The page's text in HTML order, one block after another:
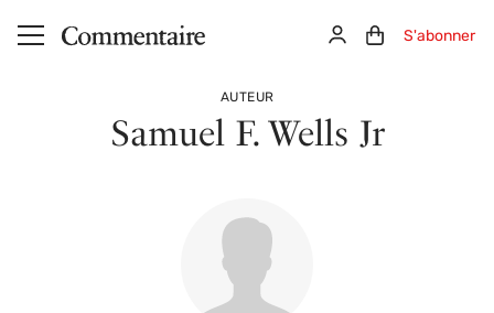
Aller au contenu principal ConnexionPanier (0)
S'abonner
AUTEUR
Samuel F. Wells Jr